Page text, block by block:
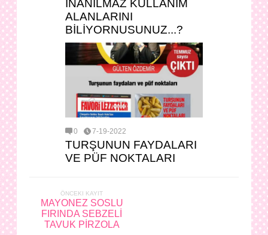
İNANILMAZ KULLANIM
ALANLARINI
BİLİYORNUSUNUZ...?
0 7-19-2022
TURŞUNUN FAYDALARI
VE PÜF NOKTALARI
ÖNCEKI KAYIT
MAYONEZ SOSLU
FIRINDA SEBZELİ
TAVUK PİRZOLA